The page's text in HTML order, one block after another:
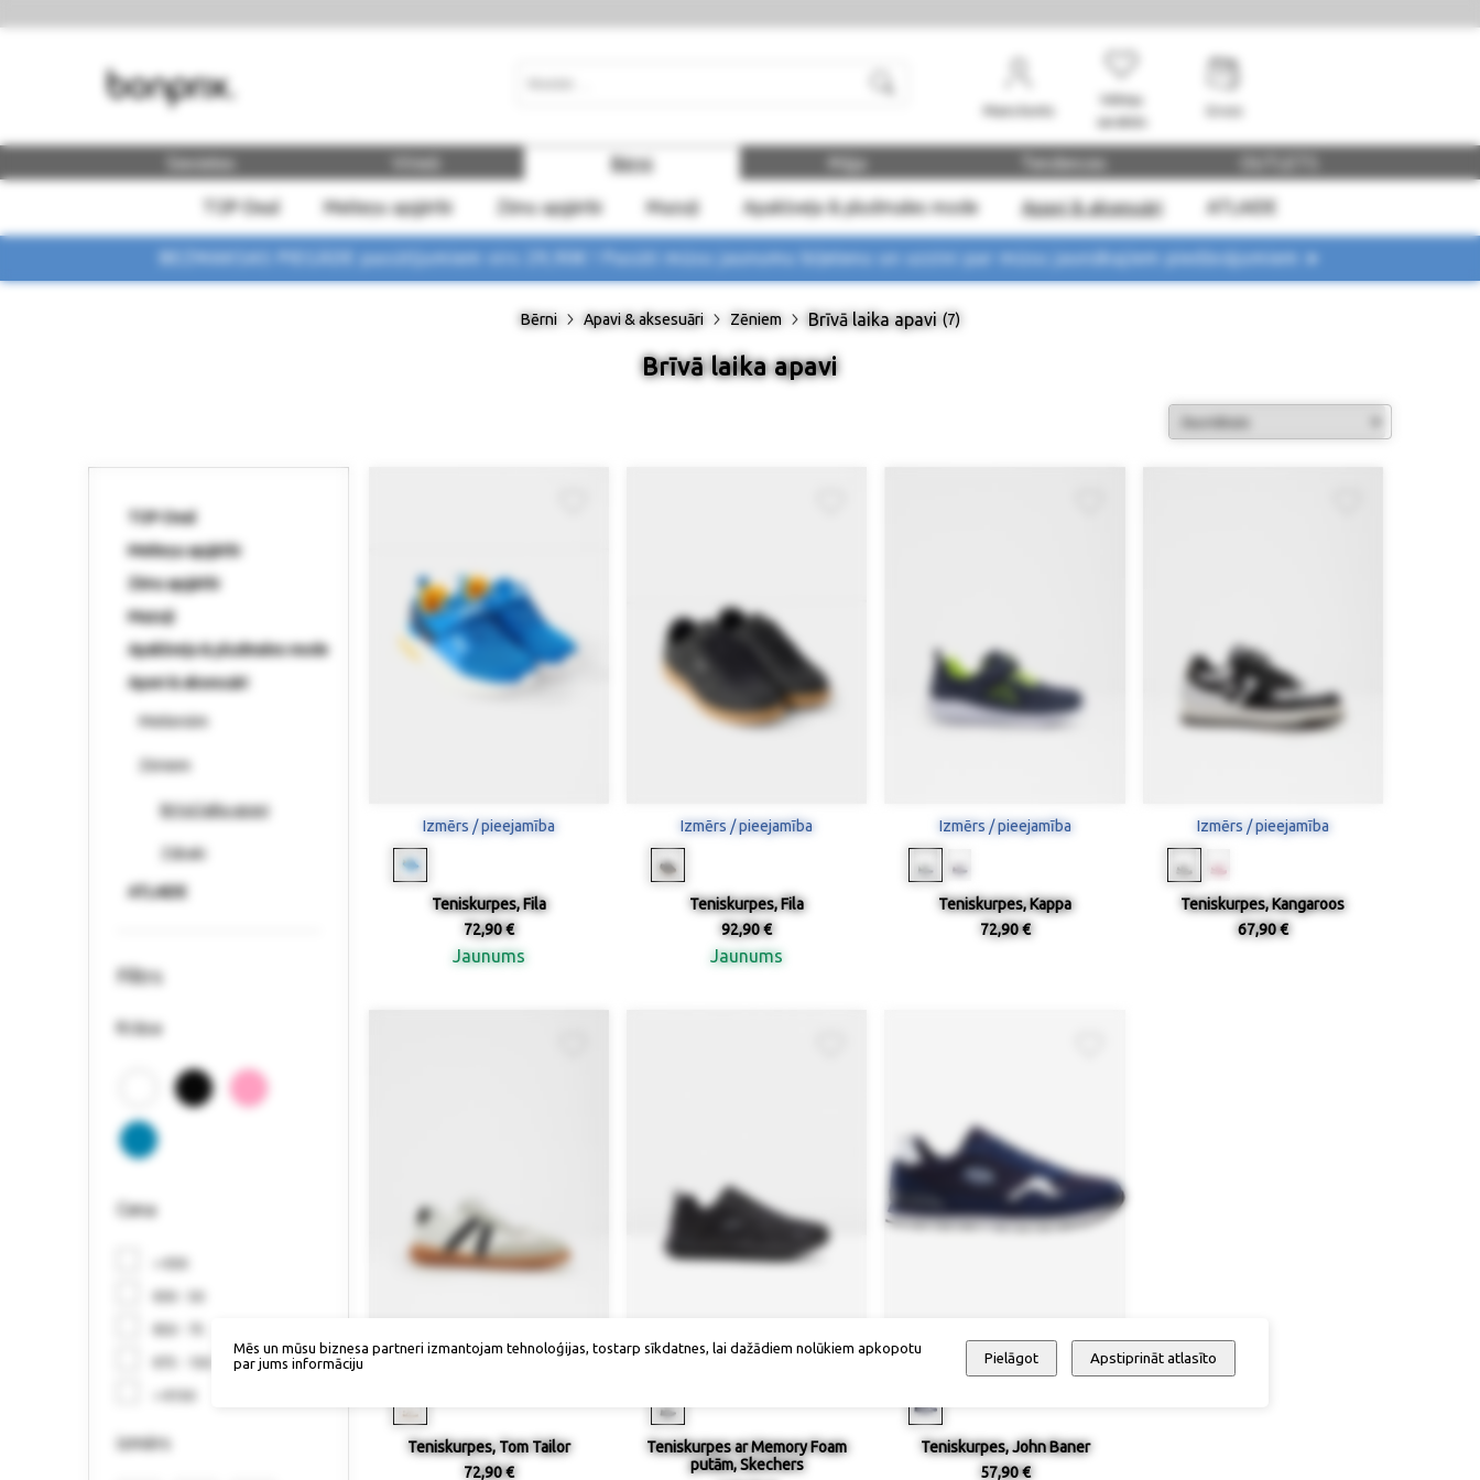
Mans konts
Vēlmju
saraksts
Sievietes Vīrieši Bērni
TOP-Deal Meiteņu apģērbi Zēnu apģērbi Mazuļi Apakšveļa & pludmales mode Apavi & aksesuāri ATLAIDE
Māja Tendences
BEZMAKSAS PIEGĀDE pasūtījumiem virs 29,90€ ! Pasūti mūsu jaunumu biļetenu un uzzini par mūsu jaunākajiem piedāvājumiem ➤
Bērni Apavi & aksesuāri Zēniem Brīvā laika apavi (7)
Brīvā laika apavi
TOP-Deal
Meiteņu apģērbi
Zēnu apģērbi
Mazuļi
Apakšveļa & pludmales mode
Apavi & aksesuāri
Meitenēm
Zēniem
Brīvā laika apavi
Zābaki
ATLAIDE
Filtrs
Krāsa
Cena
< €30
€30 - 50
€50 - 75
€75 - 150
> €150
izmērs
Izmērs / pieejamība
Teniskurpes, Fila
72,90 €
Jaunums
Izmērs / pieejamība
Teniskurpes, Fila
92,90 €
Jaunums
Izmērs / pieejamība
Teniskurpes, Kappa
72,90 €
Izmērs / pieejamība
Teniskurpes, Kangaroos
67,90 €
Teniskurpes, Tom Tailor
72,90 €
Teniskurpes ar Memory Foam
putām, Skechers
Izmērs / pieejamība
Teniskurpes, John Baner
57,90 €
Mēs un mūsu biznesa partneri izmantojam tehnoloģijas, tostarp sīkdatnes, lai dažādiem nolūkiem apkopotu
par jums informāciju
Pielāgot Apstiprināt atlasīto